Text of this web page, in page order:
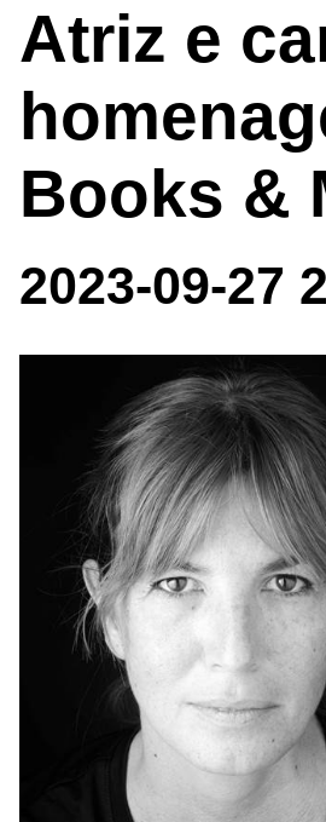
Atriz e
Books &
2023-09-27